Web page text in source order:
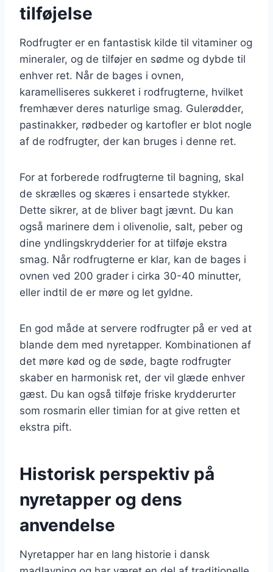
tilføjelse
Rodfrugter er en fantastisk kilde til vitaminer og
mineraler, og de tilføjer en sødme og dybde til
enhver ret. Når de bages i ovnen,
karamelliseres sukkeret i rodfrugterne, hvilket
fremhæver deres naturlige smag. Gulerødder,
pastinakker, rødbeder og kartofler er blot nogle
af de rodfrugter, der kan bruges i denne ret.
For at forberede rodfrugterne til bagning, skal
de skrælles og skæres i ensartede stykker.
Dette sikrer, at de bliver bagt jævnt. Du kan
også marinere dem i olivenolie, salt, peber og
dine yndlingskrydderier for at tilføje ekstra
smag. Når rodfrugterne er klar, kan de bages i
ovnen ved 200 grader i cirka 30-40 minutter,
eller indtil de er møre og let gyldne.
En god måde at servere rodfrugter på er ved at
blande dem med nyretapper. Kombinationen af
det møre kød og de søde, bagte rodfrugter
skaber en harmonisk ret, der vil glæde enhver
gæst. Du kan også tilføje friske krydderurter
som rosmarin eller timian for at give retten et
ekstra pift.
Historisk perspektiv på
nyretapper og dens
anvendelse
Nyretapper har en lang historie i dansk